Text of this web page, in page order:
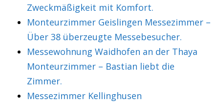
Zweckmäßigkeit mit Komfort.
Monteurzimmer Geislingen Messezimmer –
Über 38 überzeugte Messebesucher.
Messewohnung Waidhofen an der Thaya
Monteurzimmer – Bastian liebt die
Zimmer.
Messezimmer Kellinghusen